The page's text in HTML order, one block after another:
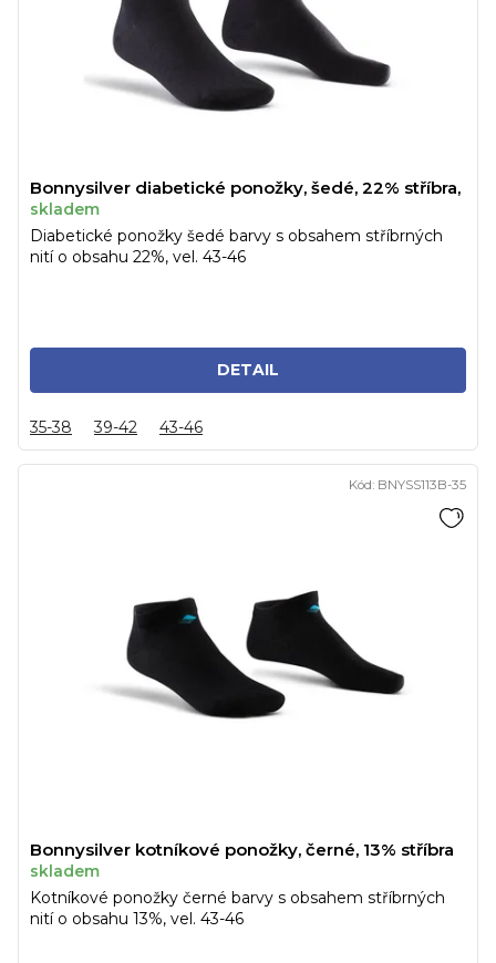
Bonnysilver diabetické ponožky, šedé, 22% stříbra,
skladem
DETAIL
Diabetické ponožky šedé barvy s obsahem stříbrných
nití o obsahu 22%, vel. 43-46
35-38 39-42 43-46
Bonnysilver kotníkové ponožky, černé, 13% stříbra
skladem
Kotníkové ponožky černé barvy s obsahem stříbrných
nití o obsahu 13%, vel. 43-46
Kód: BNYSS113B-35